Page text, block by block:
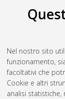
Nel nostro sito
funzionamento,
facoltativi che
Cookie e altri
analisi statistiche,
Mantellini,
oggetto
insediamentali e
Samarcanda
[Dissertation
Bologna.
Questa lista